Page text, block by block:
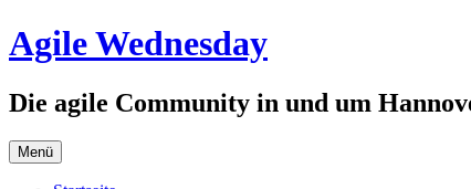
Zum
Inhalt
Agile Wednesday
Die agile Community in und um
Menü